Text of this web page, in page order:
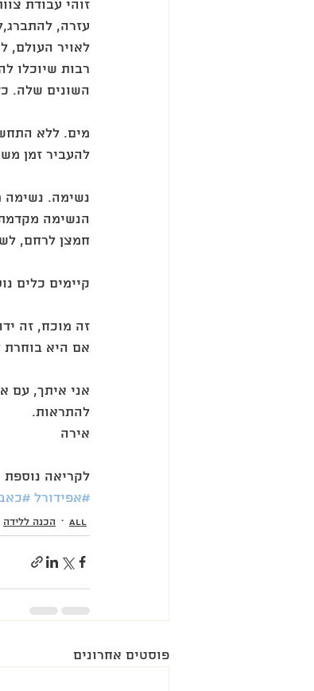
זוהי עבודת
עזרה,
לאויר העולם,
רבות שיוכלו
השונים שלה.
מים. ללא
להעביר זמן
נשימה.
הנשימה
חמצן לרחם,
קיימים כלים
זה מוכח, זה
אם היא בוחרת
אני איתך, עם
להתראות.
אירה
לקריאה נוספת
#אפידורל
all הכנה ללידה
פוסטים אחרונים